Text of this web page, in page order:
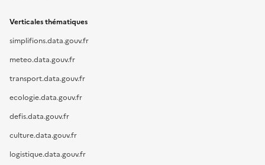
Verticales thématiques
simplifions.data.gouv.fr
meteo.data.gouv.fr
transport.data.gouv.fr
ecologie.data.gouv.fr
defis.data.gouv.fr
culture.data.gouv.fr
logistique.data.gouv.fr